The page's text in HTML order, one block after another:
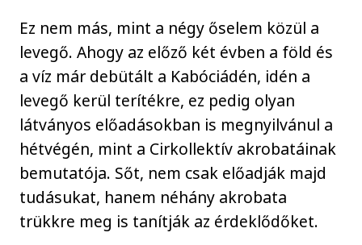
Ez nem más, mint a négy őselem közül a
levegő. Ahogy az előző két évben a föld és
a víz már debütált a Kabóciádén, idén a
levegő kerül terítékre, ez pedig olyan
látványos előadásokban is megnyilvánul a
hétvégén, mint a Cirkollektív akrobatáinak
bemutatója. Sőt, nem csak előadják majd
tudásukat, hanem néhány akrobata
trükkre meg is tanítják az érdeklődőket.